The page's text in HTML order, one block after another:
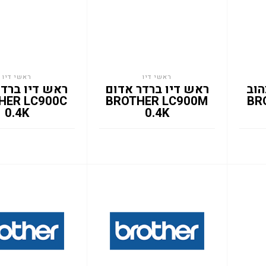
ראשי דיו
ראש דיו
LC900C
0.4K
ראשי דיו
ראש דיו ברדר אדום
BROTHER LC900M
0.4K